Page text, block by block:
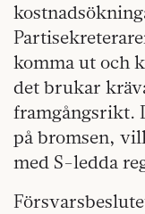
komma ut och
det brukar
framgångsrikt.
på bromsen,
med S-ledda